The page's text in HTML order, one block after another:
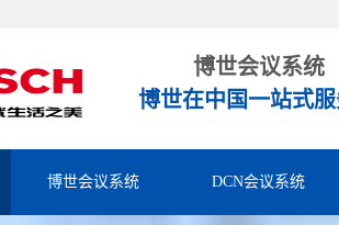
博世会议系统
博世在中国一站式
博世会议系统 DCN会议系统